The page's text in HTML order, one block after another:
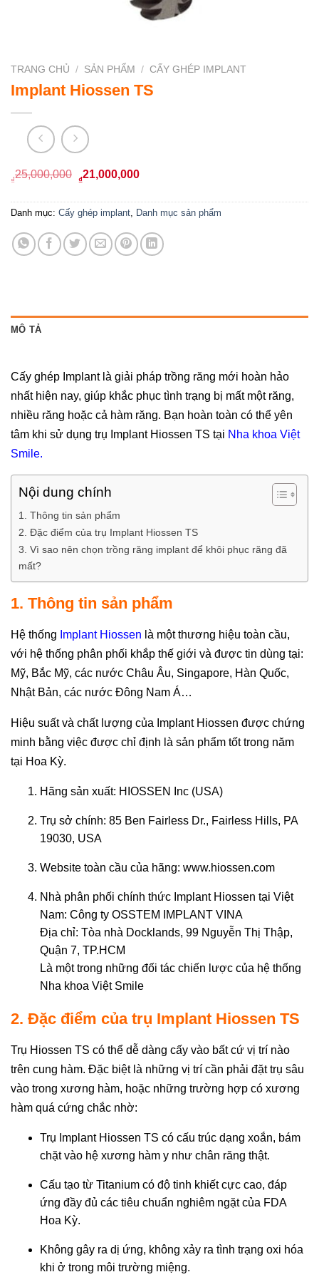
TRANG CHỦ / SẢN PHẨM / CẤY GHÉP IMPLANT
Implant Hiossen TS
₫25,000,000
Giá
là:
₫25,000,000.
₫21,000,000Giá
tại
là:
₫21,000,000.
Danh mục: Cấy ghép implant Danh mục sản phẩm
MÔ TẢ
Cấy ghép Implant là giải pháp trồng răng mới hoàn hảo
nhất hiện nay, giúp khắc phục tình trạng bị mất một răng,
nhiều răng hoặc cả hàm răng. Bạn hoàn toàn có thể yên
tâm khi sử dụng trụ Implant Hiossen TS tại Nha khoa Việt
Smile.
Nội dung chính
1. Thông tin sản phẩm
2. Đặc điểm của trụ Implant Hiossen TS
3. Vì sao nên chọn trồng răng implant để khôi phục răng đã
mất?
1. Thông tin sản phẩm
Hệ thống Implant Hiossen là một thương hiệu toàn cầu,
với hệ thống phân phối khắp thế giới và được tin dùng tại:
Mỹ, Bắc Mỹ, các nước Châu Âu, Singapore, Hàn Quốc,
Nhật Bản, các nước Đông Nam Á…
Hiệu suất và chất lượng của Implant Hiossen được chứng
minh bằng việc được chỉ định là sản phẩm tốt trong năm
tại Hoa Kỳ.
Hãng sản xuất: HIOSSEN Inc (USA)
Trụ sở chính: 85 Ben Fairless Dr., Fairless Hills, PA
19030, USA
Website toàn cầu của hãng: www.hiossen.com
Nhà phân phối chính thức Implant Hiossen tại Việt
Nam: Công ty OSSTEM IMPLANT VINA
Địa chỉ: Tòa nhà Docklands, 99 Nguyễn Thị Thập,
Quận 7, TP.HCM
Là một trong những đối tác chiến lược của hệ thống
Nha khoa Việt Smile
2. Đặc điểm của trụ Implant Hiossen TS
Trụ Hiossen TS có thể dễ dàng cấy vào bất cứ vị trí nào
trên cung hàm. Đặc biệt là những vị trí cần phải đặt trụ sâu
vào trong xương hàm, hoặc những trường hợp có xương
hàm quá cứng chắc nhờ:
Trụ Implant Hiossen TS có cấu trúc dạng xoắn, bám
chặt vào hệ xương hàm y như chân răng thật.
Cấu tạo từ Titanium có độ tinh khiết cực cao, đáp
ứng đầy đủ các tiêu chuẩn nghiêm ngặt của FDA
Hoa Kỳ.
Không gây ra dị ứng, không xảy ra tình trạng oxi hóa
khi ở trong môi trường miệng.